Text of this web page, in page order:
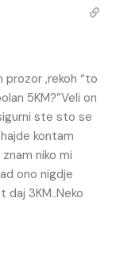
prozor ,rekoh “to
5KM?”Veli on
ste sto se
kontam
niko mi
ono nigdje
3KM..Neko